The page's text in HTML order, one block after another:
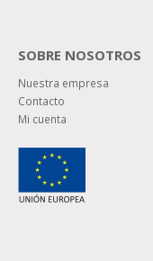
SOBRE NOSOTROS
Nuestra empresa
Contacto
Mi cuenta